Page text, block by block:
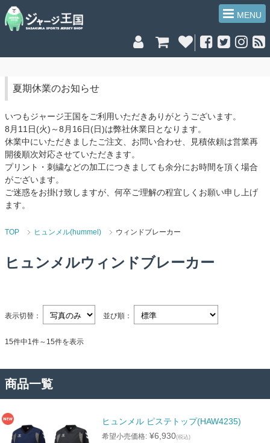
MENU
夏期休業のお知らせ
いつもジャージ王国をご利用いただきありがとうございます。
8月11日(火)～8月16日(日)は弊社休業日となります。
休業中にいただきましたご注文、お問い合わせ、見積依頼は営業再
開後順次対応させていただきます。
プリント・刺繍などの加工につきましても余分にお時間を頂く場合
がございます。
ご迷惑をお掛け致しますが、何卒ご理解の程宜しくお願い申し上げ
ます。
TOP ヒュンメル(hummel) ウィンドブレーカー
ヒュンメルウィンドブレーカー
表示切替： 並び順：
15件中1件～15件を表示
商品一覧
ヒュンメル ピステトップ(HAW4235)
希望小売価格: ¥6,930(税込)